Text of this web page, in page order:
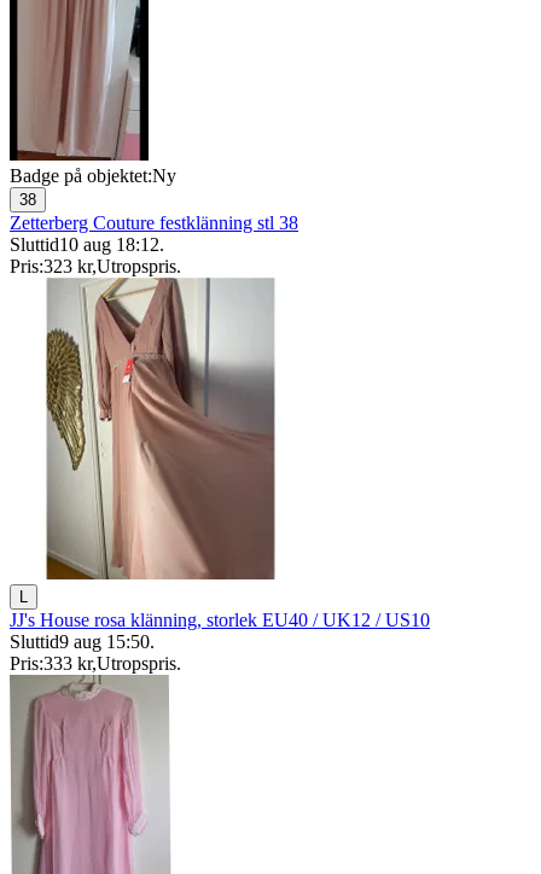
Badge på objektet:Ny
38
Zetterberg Couture festklänning stl 38
Sluttid10 aug 18:12.
Pris:323 kr,Utropspris.
L
JJ's House rosa klänning, storlek EU40 / UK12 / US10
Sluttid9 aug 15:50.
Pris:333 kr,Utropspris.